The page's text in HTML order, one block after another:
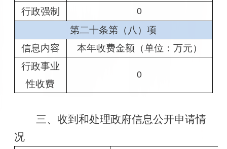
行政强制 0
第二十条第（八）项
信息内容
本年收费金额（单位：万元）
行政事业
性收费
0
三、收到和处理政府信息公开申请情
况